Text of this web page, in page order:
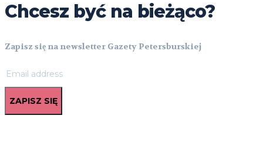
Chcesz być na bieżąco?
Zapisz się na newsletter Gazety Petersburskiej
ZAPISZ SIĘ